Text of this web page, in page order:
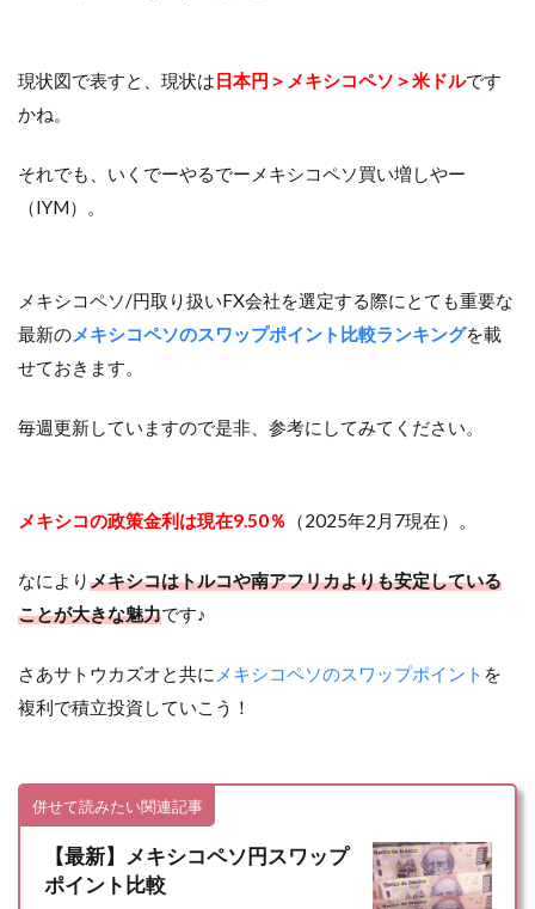
現状図で表すと、現状は 日本円＞メキシコペソ＞米ドルです
かね。
それでも、いくでーやるでーメキシコペソ買い増しやー
（IYM）。
メキシコペソ/円取り扱いFX会社を選定する際にとても重要な
最新のメキシコペソのスワップポイント比較ランキングを載
せておきます。
毎週更新していますので是非、参考にしてみてください。
メキシコの政策金利は現在9.50％ （2025年2月7現在）。
なによりメキシコはトルコや南アフリカよりも安定している
ことが大きな魅力です♪
さあサトウカズオと共に メキシコペソのスワップポイント を
複利で積立投資していこう！
併せて読みたい関連記事
【最新】メキシコペソ円スワップ
ポイント比較